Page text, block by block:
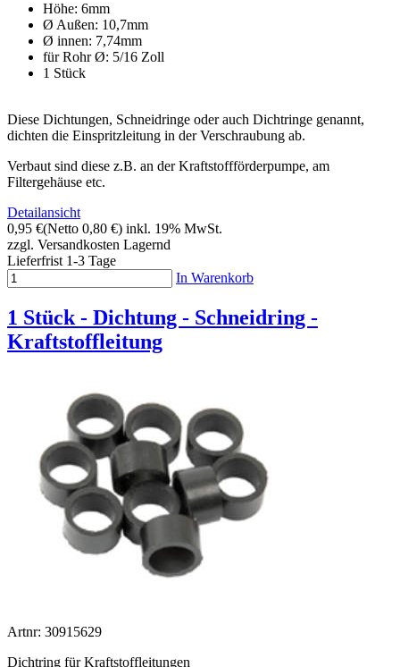
Höhe: 6mm
Ø Außen: 10,7mm
Ø innen: 7,74mm
für Rohr Ø: 5/16 Zoll
1 Stück
Diese Dichtungen, Schneidringe oder auch Dichtringe genannt,
dichten die Einspritzleitung in der Verschraubung ab.
Verbaut sind diese z.B. an der Kraftstoffförderpumpe, am
Filtergehäuse etc.
Detailansicht
0,95 €(Netto 0,80 €) inkl. 19% MwSt.
zzgl. Versandkosten Lagernd
Lieferfrist 1-3 Tage
In Warenkorb
1 Stück - Dichtung - Schneidring -
Kraftstoffleitung
Artnr: 30915629
Dichtring für Kraftstoffleitungen